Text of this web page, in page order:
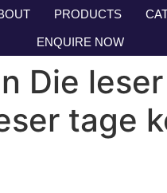
PRODUCTS
ENQUIRE NOW
Die
tage